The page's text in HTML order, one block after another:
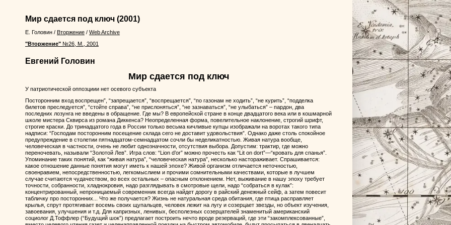
Мир сдается под ключ (2001)
Е. Головин / Вторжение / Web Archive
"Вторжение" №26, М., 2001
Евгений Головин
Мир сдается под ключ
У патриотической оппозциии нет осевого субъекта
Посторонним вход воспрещен”, “запрещается”, “воспрещается”, “по газонам не ходить”, “не курить”, “подделка
билетов преследуется”, “стойте справа”, “не прислоняться”, “не зазнаваться”, “не улыбаться” – пардон, два
последних лозунга не введены в обращение. Где мы? В европейской стране в конце двадцатого века или в кошмарной
школе мистера Сквирса из романа Диккенса? Неопределенная форма, повелительное наклонение, строгий шрифт,
строгие краски. До тринадцатого года в России только весьма кичливые купцы изображали на воротах такого типа
надписи: “Господам посторонним посещение склада сего не доставит удовольствия”. Однако даже столь спокойное
предупреждение в столетии пятнадцатом-семнадцатом сочли бы неделикатностью. Живая натура вообще,
человеческая в частности, очень не любит однозначности, отсутствия выбора. Допустим: трактир, где можно
переночевать, называли “Золотой Лев”. Игра слов: “Lion d’or” можно прочесть как “Lit on dort”—“кровать для спанья”.
Упоминание таких понятий, как “живая натура”, “человеческая натура”, несколько настораживает. Спрашивается:
какое отношение данные понятия могут иметь к нашей эпохе? Живой организм отличается неточностью,
своенравием, непосредственностью, легкомыслием и прочими сомнительными качествами, которые в лучшем
случае считаются чудачеством, во всех остальных – опасным отклонением. Нет, выживание в нашу эпоху требует
точности, собранности, хладнокровия, надо разглядывать в смотровые щели, надо “собраться в кулак”:
концентрированный, непроницаемый современник всегда найдет дорогу в райский денежный сейф, а затем повесит
табличку про посторонних... Что же получается? Жизнь не натуральная среда обитания, где птица расправляет
крылья, спрут протягивает восемь своих щупальцев, человек лежит на лугу и созерцает звезды, но объект изучения,
завоевания, улучшения и т.д. Для капризных, ленивых, бесполезных созерцателей знаменитый американский
социолог Д.Тоффлер (“Будущий шок”) предлагает построить нечто вроде резерваций, где эти “закомплексованные”,